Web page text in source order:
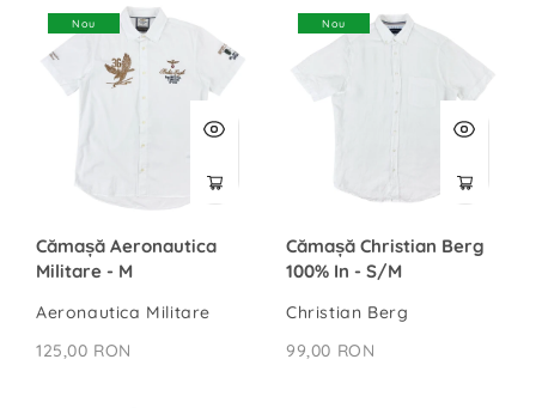
Nou
Cămașă Aeronautica
Militare - M
Aeronautica Militare
125,00 RON
Nou
Cămașă Christian Berg
100% In - S/M
Christian Berg
99,00 RON